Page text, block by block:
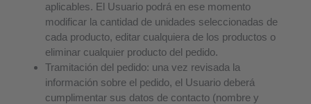
aplicables. El Usuario podrá en ese momento
modificar la cantidad de unidades seleccionadas de
cada producto, editar cualquiera de los productos o
eliminar cualquier producto del pedido.
Tramitación del pedido: una vez revisada la
información sobre el pedido, el Usuario deberá
cumplimentar sus datos de contacto (nombre y